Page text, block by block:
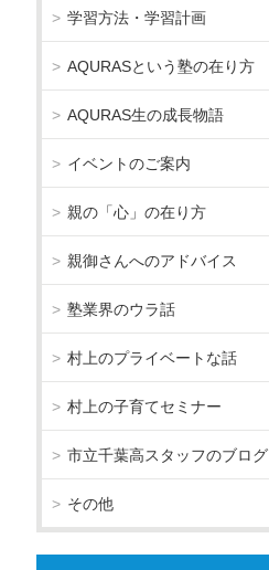
学習方法・学習計画
AQURASという塾の在り方
AQURAS生の成長物語
イベントのご案内
親の「心」の在り方
親御さんへのアドバイス
塾業界のウラ話
村上のプライベートな話
村上の子育てセミナー
市立千葉高スタッフのブログ
その他